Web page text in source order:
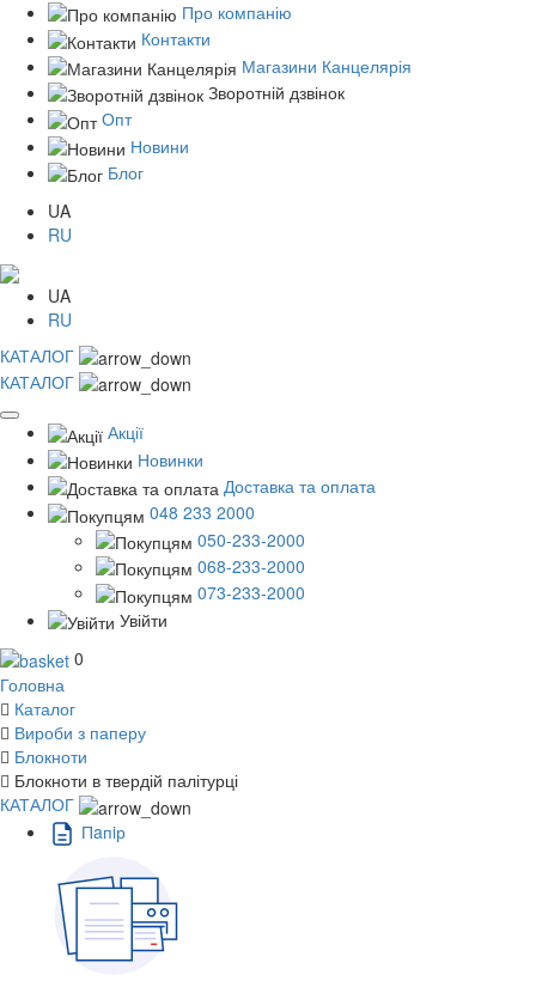
Про компанію
Контакти
Магазини Канцелярія
Зворотній дзвінок
Опт
Новини
Блог
UA
RU
UA
RU
КАТАЛОГ
КАТАЛОГ
Акції
Новинки
Доставка та оплата
048 233 2000
050-233-2000
068-233-2000
073-233-2000
Увійти
0
Головна
Каталог
Вироби з паперу
Блокноти
Блокноти в твердій палітурці
КАТАЛОГ
Пaпiр